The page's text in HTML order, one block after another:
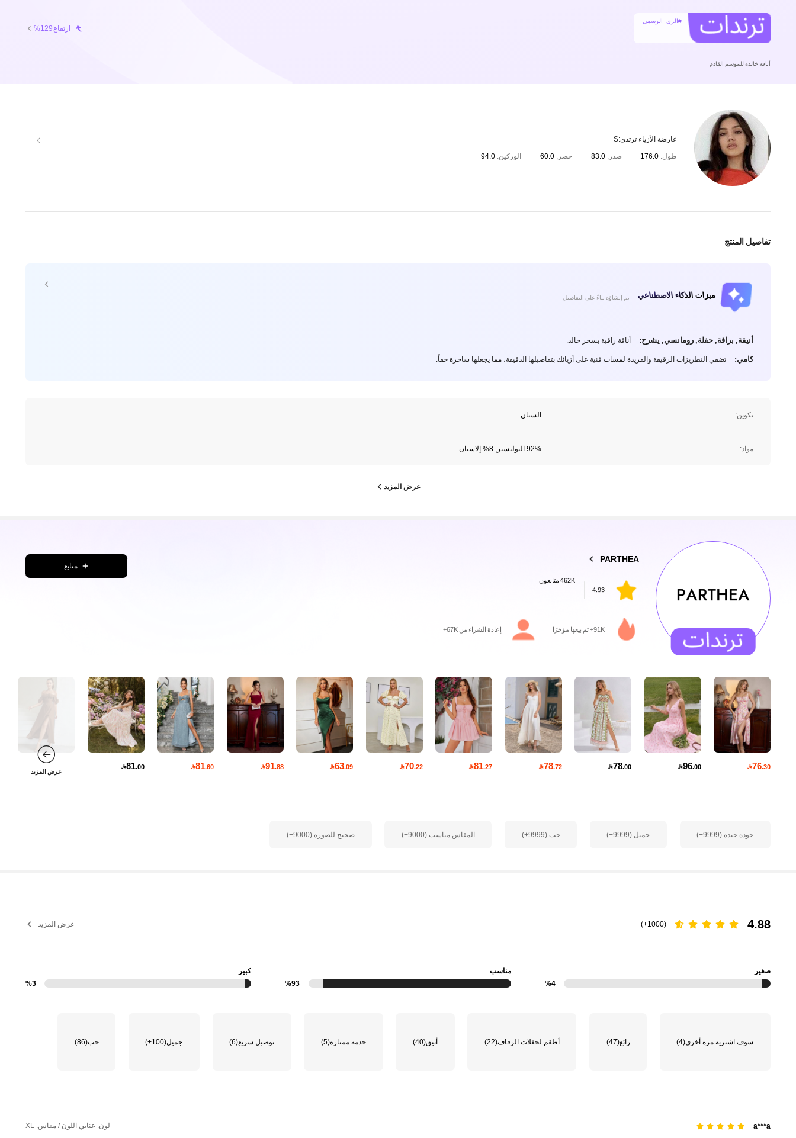
#الزي_الرسمي
ارتفاع %129
أناقة خالدة للموسم القادم
عارضة الأزياء ترتدي:S
طول: 176.0 صدر:83.0 خصر: 60.0 الوركين: 94.0
تفاصيل المنتج
ميزات الذكاء الاصطناعي تم إنشاؤه بناءً على التفاصيل
أنيقة, براقة, حفلة, رومانسي, يشرح: أناقة راقية بسحر خالد.
كامي: تضفي التطريزات الرقيقة والفريدة لمسات فنية على أزيائك بتفاصيلها الدقيقة، مما يجعلها ساحرة حقاً.
تكوين: الستان
مواد: 92% البوليستر, 8% إلاستان
عرض المزيد
PARTHEA
4.93
n***3
متابع
91K+ تم بيعها مؤخرًا إعادة الشراء من 67K+
76.30
96.00
78.00
78.72
81.27
70.22
63.09
91.88
81.60
81.00
عرض المزيد
جودة جيدة (9999+) جميل (9999+) حب (9999+) المقاس مناسب (9000+) صحيح للصورة (9000+)
4.88
(1000+) عرض المزيد
صغير
%4
مناسب
%93
كبير
%3
سوف اشتريه مرة أخرى(4) رائع(47) أطقم لحفلات الزفاف(22) أنيق(40) خدمة ممتازة(5) توصيل سريع(6) جميل(100+) حب(86)
a***a لون: عنابي اللون / مقاس: XL